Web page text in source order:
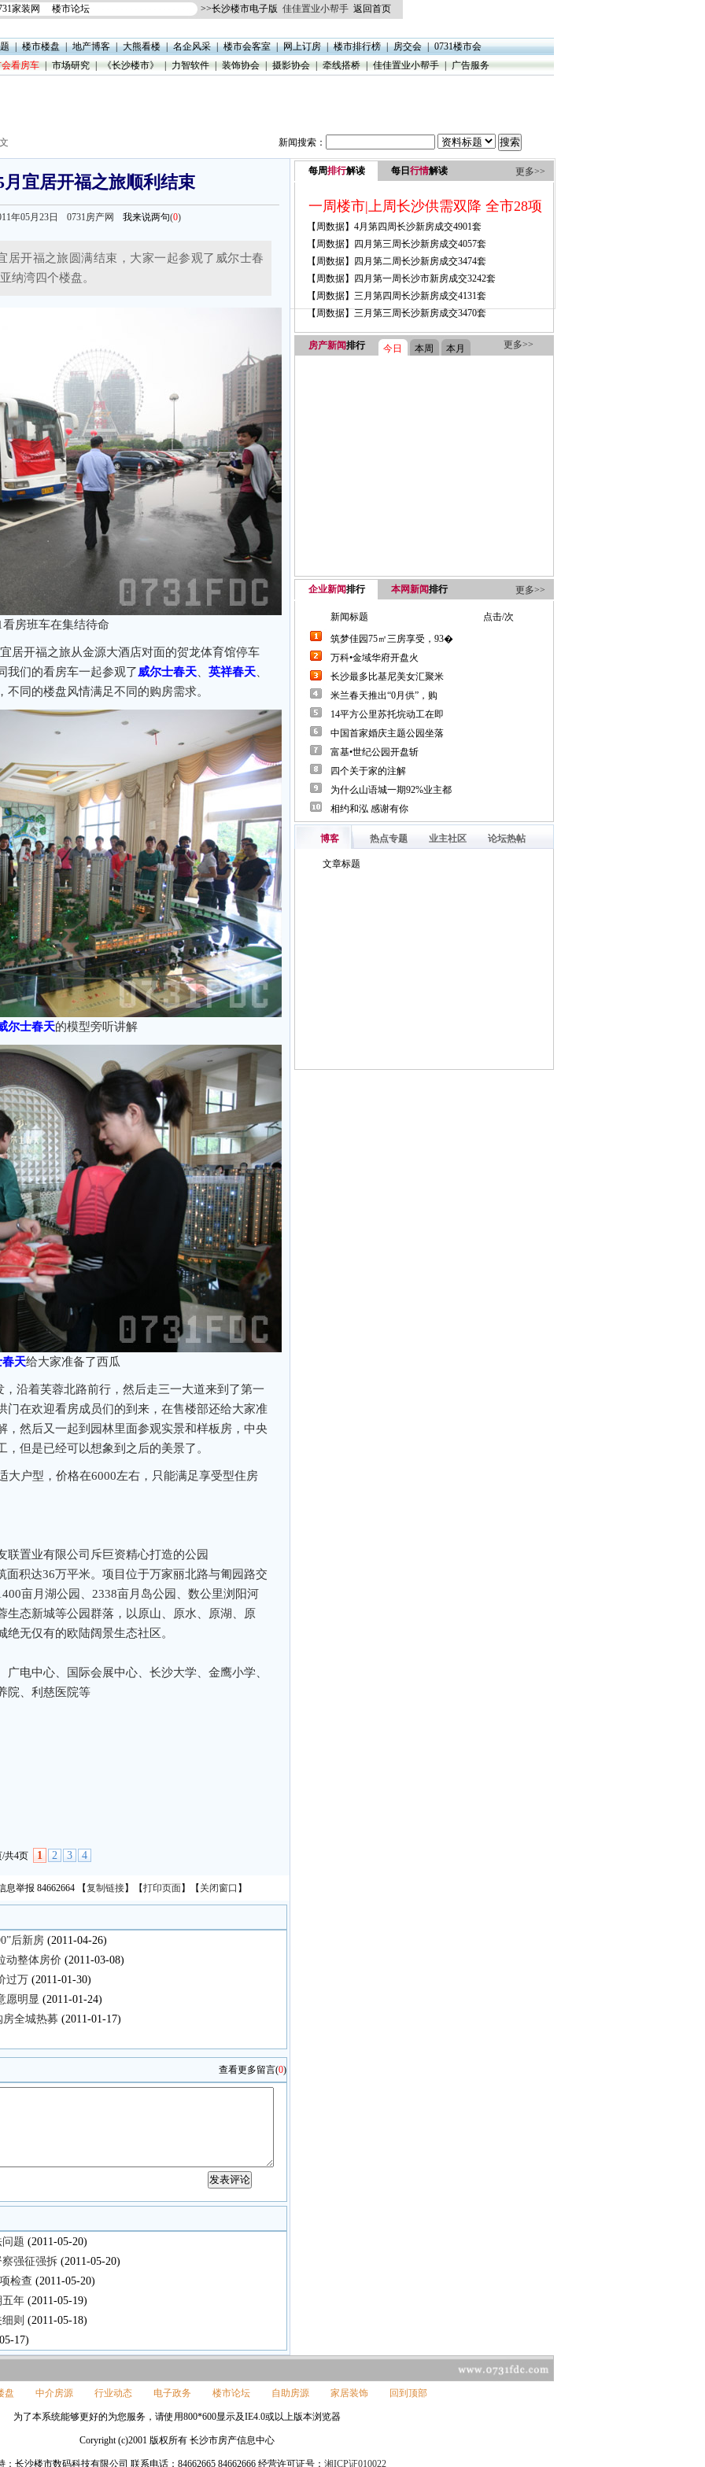
家装网 楼市论坛 >>长沙楼市电子版 佳佳置业小帮手 返回首页
|楼市楼盘|地产博客|大熊看楼|名企风采|楼市会客室|网上订房|楼市排行榜|房交会|0731楼市会
会看房车
市场研究 《长沙楼市》 力智软件 装饰协会 摄影协会 牵线搭桥 佳佳置业小帮手 广告服务
新闻搜索：
月宜居开福之旅顺利结束
年05月23日 0731房产网 我来说两句(0)
居开福之旅圆满结束，大家一起参观了威尔士春
纳湾四个楼盘。
看房班车在集结待命
开福之旅从金源大酒店对面的贺龙体育馆停车
我们的看房车一起参观了威尔士春天 英祥春天
不同的楼盘风情满足不同的购房需求。
尔士春天的模型旁听讲解
天给大家准备了西瓜
沿着芙蓉北路前行，然后走三一大道来到了第一
门在欢迎看房成员们的到来，在售楼部还给大家准
，然后又一起到园林里面参观实景和样板房，中央
但是已经可以想象到之后的美景了。
户型，价格在6000左右，只能满足享受型住房
联置业有限公司斥巨资精心打造的公园
面积达36万平米。项目位于万家丽北路与匍园路交
亩月湖公园、2338亩月岛公园、数公里浏阳河
生态新城等公园群落，以原山、原水、原湖、原
无仅有的欧陆阔景生态社区。
电中心、国际会展中心、长沙大学、金鹰小学、
院、利慈医院等
/共4页 1 2 3 4
息举报 84662664 【复制链接】【打印页面】【 关闭窗口 】
后新房 (2011-04-26)
动整体房价 (2011-03-08)
过万 (2011-01-30)
愿明显 (2011-01-24)
全城热募 (2011-01-17)
查看更多留言(0)
题 (2011-05-20)
强征强拆 (2011-05-20)
检查 (2011-05-20)
五年 (2011-05-19)
则 (2011-05-18)
17)
每周排行解读 每日 行情解读 更多>>
房产新闻排行 今日 本周 本月 更多>>
企业新闻排行 本网新闻排行 更多>>
博客 热点专题 业主社区 论坛热帖
盘 中介房源 行业动态 电子政务 楼市论坛 自助房源 家居装饰 回到顶部
为了本系统能够更好的为您服务，请使用800*600显示及IE4.0或以上版本浏览器
Coryright (c)2001 版权所有 长沙市房产信息中心
：长沙楼市数码科技有限公司 联系电话：84662665 84662666 经营许可证号： 湘ICP证010022